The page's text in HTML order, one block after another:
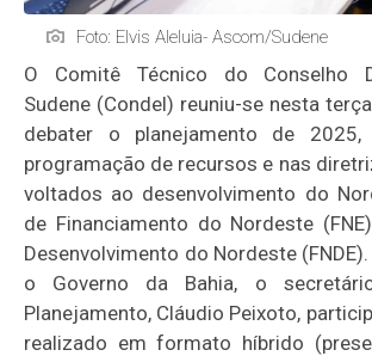
Foto: Elvis Aleluia- Ascom/Sudene
O Comitê Técnico do Conselho
Sudene (Condel) reuniu-se nesta
debater o planejamento de
programação de recursos e nas
voltados ao desenvolvimento do
de Financiamento do Nordeste
Desenvolvimento do Nordeste
o Governo da Bahia, o
Planejamento, Cláudio Peixoto,
realizado em formato híbrido